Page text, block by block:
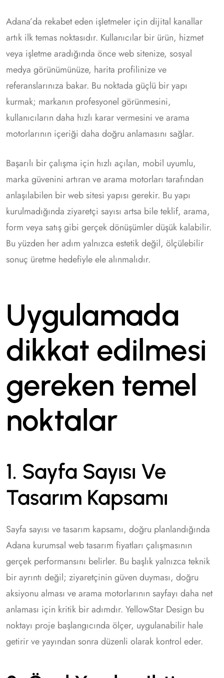
Adana’da rekabet eden işletmeler için dijital kanallar
artık ilk temas noktasıdır. Kullanıcılar bir ürün, hizmet
veya işletme aradığında önce web sitenize, sosyal
medya görünümünüze, harita profilinize ve
referanslarınıza bakar. Bu noktada güçlü bir yapı
kurmak; markanın profesyonel görünmesini,
kullanıcıların daha hızlı karar vermesini ve arama
motorlarının içeriği daha doğru anlamasını sağlar.
Başarılı bir çalışma için hızlı açılan, mobil uyumlu,
marka güvenini artıran ve arama motorları tarafından
anlaşılabilen bir web sitesi yapısı gerekir. Bu yapı
kurulmadığında ziyaretçi sayısı artsa bile teklif, arama,
form veya satış gibi gerçek dönüşümler düşük kalabilir.
Bu yüzden her adım yalnızca estetik değil, ölçülebilir
sonuç üretme hedefiyle ele alınmalıdır.
Uygulamada
dikkat edilmesi
gereken temel
noktalar
1. Sayfa Sayısı Ve
Tasarım Kapsamı
Sayfa sayısı ve tasarım kapsamı, doğru planlandığında
Adana kurumsal web tasarım fiyatları çalışmasının
gerçek performansını belirler. Bu başlık yalnızca teknik
bir ayrıntı değil; ziyaretçinin güven duyması, doğru
aksiyonu alması ve arama motorlarının sayfayı daha net
anlaması için kritik bir adımdır. YellowStar Design bu
noktayı proje başlangıcında ölçer, uygulanabilir hale
getirir ve yayından sonra düzenli olarak kontrol eder.